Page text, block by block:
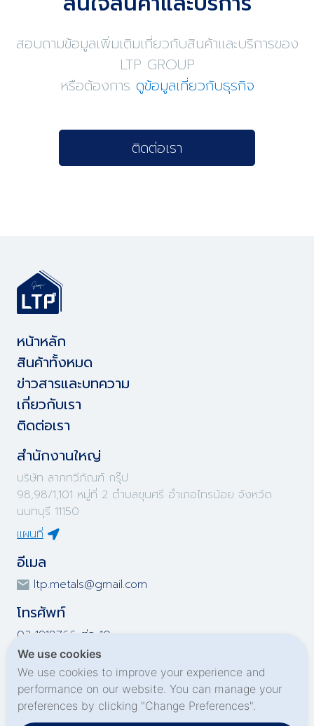
สอบถามข้อมูลเพิ่มเติมเกี่ยวกับสินค้าและบริการของ
LTP GROUP
หรือต้องการ ดูข้อมูลเกี่ยวกับธุรกิจ
ติดต่อเรา
หน้าหลัก
สินค้าทั้งหมด
ข่าวสารและบทความ
เกี่ยวกับเรา
ติดต่อเรา
สำนักงานใหญ่
บริษัท ลาภทวีภัณฑ์ กรุ๊ป
98,98/1,101 หมู่ที่ 2 ตำบลขุนศรี อำเภอไทรน้อย จังหวัด
นนทบุรี 11150
แผนที่
อีเมล
ltp.metals@gmail.com
โทรศัพท์
02-1918766 ต่อ 10
02-1918767 ต่อ 10
02-1919695 ต่อ 10
02-1919696 ต่อ 10
Social Media
We use cookies
We use cookies to improve your experience and
performance on our website. You can manage your
preferences by clicking "Change Preferences".